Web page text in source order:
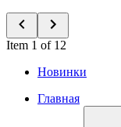
Item 1 of 12
Новинки
Главная